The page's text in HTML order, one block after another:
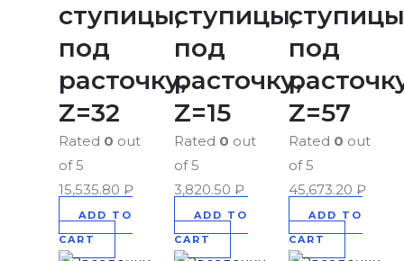
ступицы,
под
расточку,
Z=32
Rated 0 out
of 5
15,535.80 ₽
ADD TO
CART
ступицы,
под
расточку,
Z=15
Rated 0 out
of 5
3,820.50 ₽
ADD TO
CART
под
Z=57
Rated 0 out
of 5
45,673.20₽
ADD TO
CART